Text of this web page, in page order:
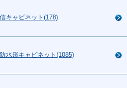
キャビネット(178)
水形キャビネット(1085)